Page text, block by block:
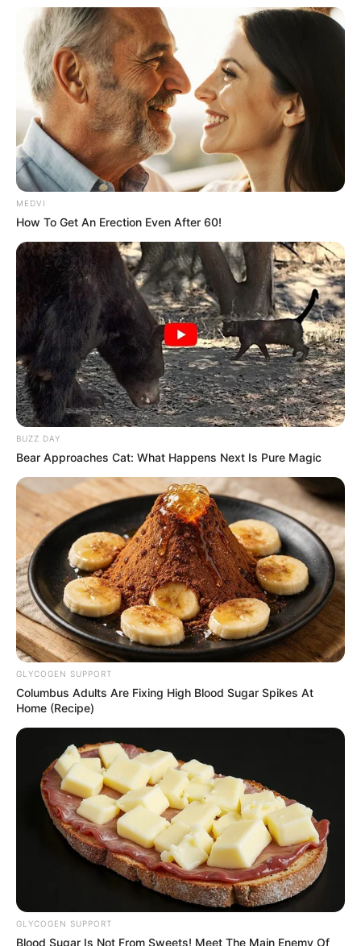
MEDVI
How To Get An Erection Even After 60!
BUZZ DAY
Bear Approaches Cat: What Happens Next Is Pure Magic
GLYCOGEN SUPPORT
Columbus Adults Are Fixing High Blood Sugar Spikes At
Home (Recipe)
GLYCOGEN SUPPORT
Blood Sugar Is Not From Sweets! Meet The Main Enemy Of